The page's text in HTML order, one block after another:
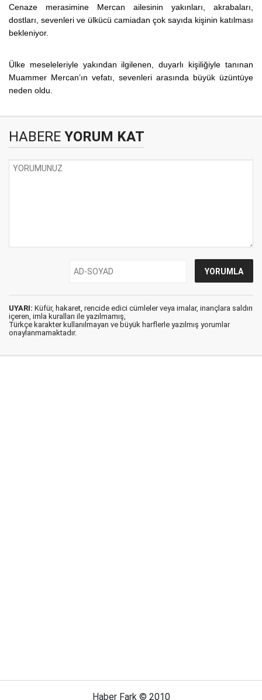
Cenaze merasimine Mercan ailesinin yakınları, akrabaları,
dostları, sevenleri ve ülkücü camiadan çok sayıda kişinin katılması
bekleniyor.
Ülke meseleleriyle yakından ilgilenen, duyarlı kişiliğiyle tanınan
Muammer Mercan’ın vefatı, sevenleri arasında büyük üzüntüye
neden oldu.
HABERE YORUM KAT
UYARI: Küfür, hakaret, rencide edici cümleler veya imalar, inançlara saldırı
içeren, imla kuralları ile yazılmamış,
Türkçe karakter kullanılmayan ve büyük harflerle yazılmış yorumlar
onaylanmamaktadır.
Haber Fark © 2010